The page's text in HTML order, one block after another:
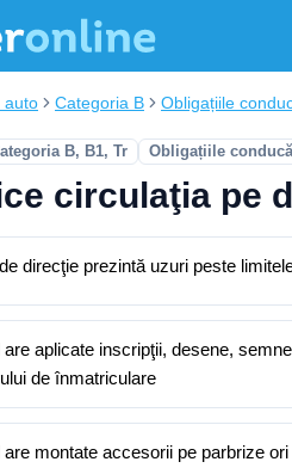
auto Categoria B Obligațiile
B, B1, Tr Obligațiile
circulaţia pe
direcţie prezintă uzuri peste
are aplicate inscripţii, desene,
de înmatriculare
montate accesorii pe parbrize